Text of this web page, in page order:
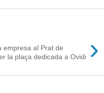
›
empresa al Prat de
la plaça dedicada a Ovidi